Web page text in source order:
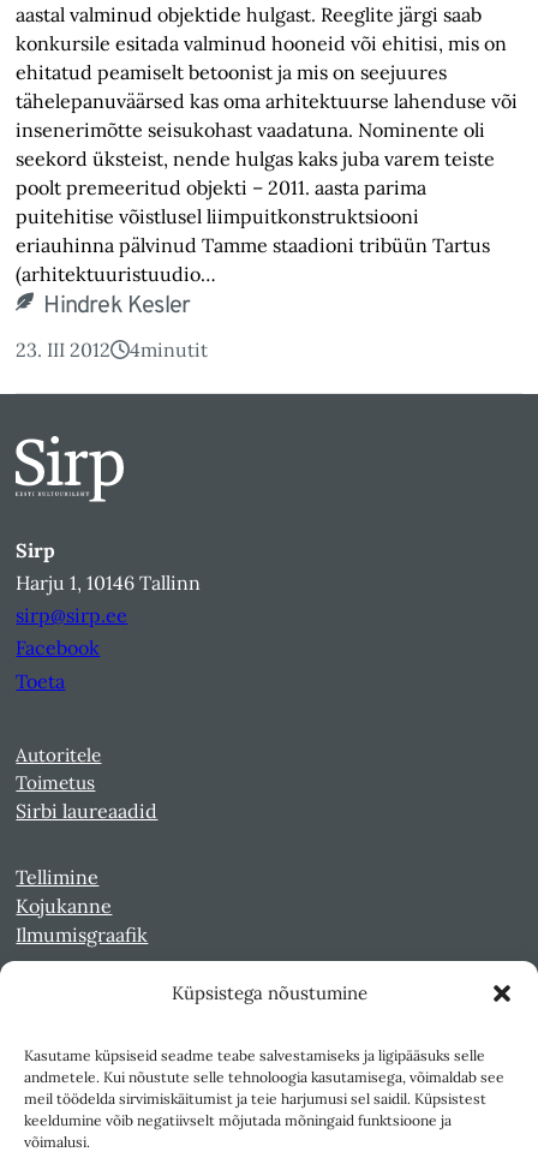
Küpsistega nõustumine
Kasutame küpsiseid seadme teabe salvestamiseks ja ligipääsuks selle
andmetele. Kui nõustute selle tehnoloogia kasutamisega, võimaldab see
meil töödelda sirvimiskäitumist ja teie harjumusi sel saidil. Küpsistest
keeldumine võib negatiivselt mõjutada mõningaid funktsioone ja
võimalusi.
aastal valminud objektide hulgast. Reeglite järgi saab
konkursile esitada valminud hooneid või ehitisi, mis on
ehitatud peamiselt betoonist ja mis on seejuures
tähelepanuväärsed kas oma arhitektuurse lahenduse või
insenerimõtte seisukohast vaadatuna. Nominente oli
seekord üksteist, nende hulgas kaks juba varem teiste
poolt premeeritud objekti – 2011. aasta parima
puitehitise võistlusel liimpuitkonstruktsiooni
eriauhinna pälvinud Tamme staadioni tribüün Tartus
(arhitektuuristuudio…
Hindrek Kesler
23. III 2012 4minutit
Sirp
Harju 1, 10146 Tallinn
sirp@sirp.ee
Facebook
Toeta
Autoritele
Toimetus
Sirbi laureaadid
Tellimine
Kojukanne
Ilmumisgraafik
Kultuurileht 1994-1997
Reede 1989-1990
Sirp ja Vasar 1940-1989